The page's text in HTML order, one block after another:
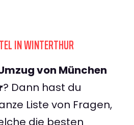
IN WINTERTHUR
von München
? Dann hast du
Liste von Fragen,